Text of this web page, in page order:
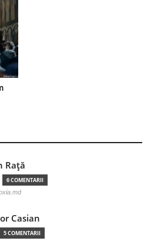
Raţă
6 COMENTARII
Casian
5 COMENTARII